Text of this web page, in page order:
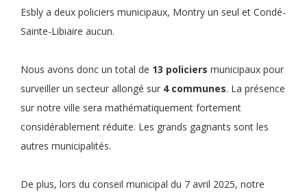
Esbly a deux policiers municipaux, Montry un seul et Condé-
Sainte-Libiaire aucun.
Nous avons donc un total de 13 policiers municipaux pour
surveiller un secteur allongé sur 4 communes. La présence
sur notre ville sera mathématiquement fortement
considérablement réduite. Les grands gagnants sont les
autres municipalités.
De plus, lors du conseil municipal du 7 avril 2025, notre